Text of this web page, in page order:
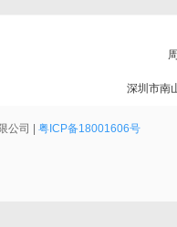
深圳市南
公司 |粤ICP备18001606号